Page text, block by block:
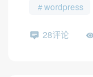
wordpress
28评论